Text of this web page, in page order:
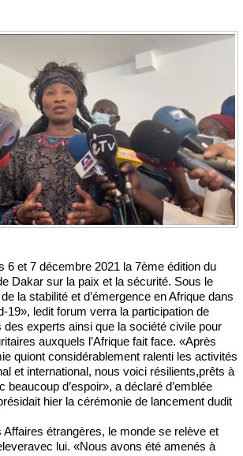
6 et 7 décembre 2021 la 7ème édition du
Dakar sur la paix et la sécurité. Sous le
la stabilité et d’émergence en Afrique dans
19», ledit forum verra la participation de
des experts ainsi que la société civile pour
auxquels l’Afrique fait face. «Après
quiont considérablement ralenti les activités
et international, nous voici résilients,prêts à
beaucoup d’espoir», a déclaré d’emblée
hier la cérémonie de lancement dudit
Affaires étrangères, le monde se relève et
lui. «Nous avons été amenés à